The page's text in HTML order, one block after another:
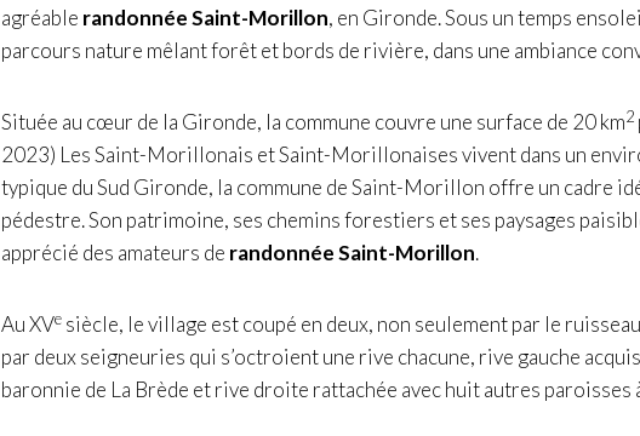
agréable randonnée Saint-Morillon, en Gironde. Sous un temps
parcours nature mêlant forêt et bords de rivière, dans une ambiance
Située au cœur de la Gironde, la commune couvre une surface de 20 km2
2023) Les Saint-Morillonais et Saint-Morillonaises vivent dans un
typique du Sud Gironde, la commune de Saint-Morillon offre un cadre
pédestre. Son patrimoine, ses chemins forestiers et ses paysages
apprécié des amateurs de randonnée Saint-Morillon.
Au XVe siècle, le village est coupé en deux, non seulement par le
par deux seigneuries qui s’octroient une rive chacune, rive gauche
baronnie de La Brède et rive droite rattachée avec huit autres paroisses